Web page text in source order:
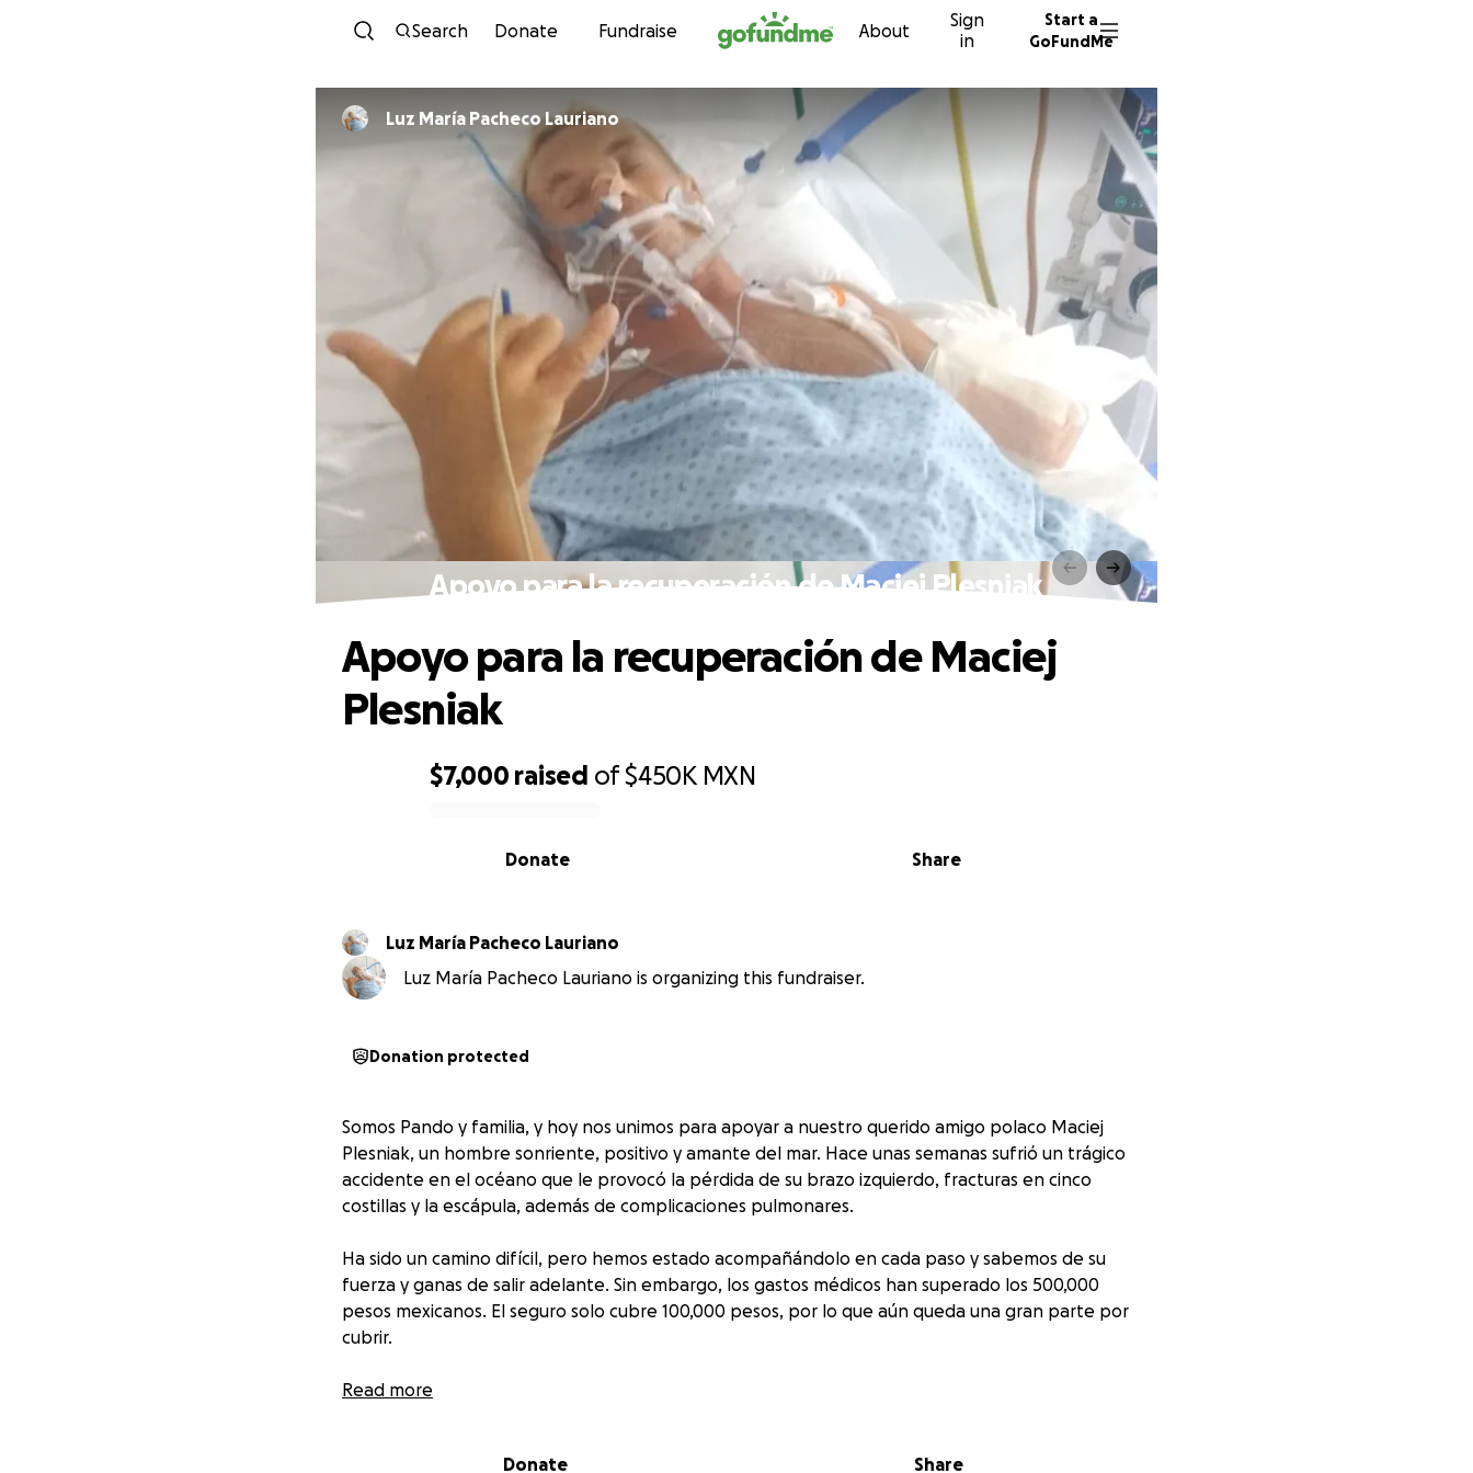
Skip to content
Search Donate Fundraise About
Sign
in
Start a
GoFundMe
Luz María Pacheco Lauriano
Apoyo para la recuperación de Maciej Plesniak
$7,000 raised of$450K MXN
Share
Donate
Apoyo para la recuperación de Maciej
Plesniak
Luz María Pacheco Lauriano
Luz María Pacheco Lauriano is organizing this fundraiser.
Donation protected
Somos Pando y familia, y hoy nos unimos para apoyar a nuestro querido amigo polaco Maciej
Plesniak, un hombre sonriente, positivo y amante del mar. Hace unas semanas sufrió un trágico
accidente en el océano que le provocó la pérdida de su brazo izquierdo, fracturas en cinco
costillas y la escápula, además de complicaciones pulmonares.
Ha sido un camino difícil, pero hemos estado acompañándolo en cada paso y sabemos de su
fuerza y ganas de salir adelante. Sin embargo, los gastos médicos han superado los 500,000
pesos mexicanos. El seguro solo cubre 100,000 pesos, por lo que aún queda una gran parte por
cubrir.
Por eso pedimos tu apoyo. Cada donación —por pequeña que parezca— ayudará a que Maciej
Gracias por unirte a esta causa.
Read more
Donate Share